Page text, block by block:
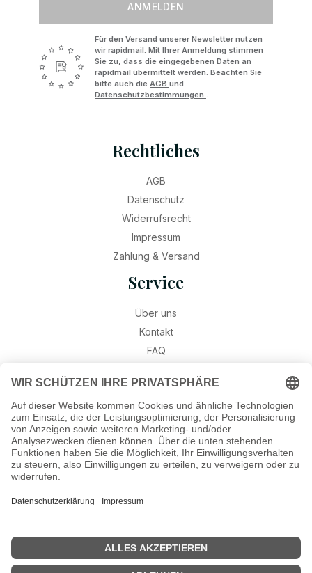
ANMELDEN
Für den Versand unserer Newsletter nutzen
wir rapidmail. Mit Ihrer Anmeldung stimmen
Sie zu, dass die eingegebenen Daten an
rapidmail übermittelt werden. Beachten Sie
bitte auch die AGB und
Datenschutzbestimmungen
Rechtliches
AGB
Datenschutz
Widerrufsrecht
Impressum
Zahlung & Versand
Service
Über uns
Kontakt
FAQ
Widerruf
Ratgeber
Geburtssteine
Gravur – Schriften & Hinweise
©2026 Munich Jewels® - alle Rechte vorbehalten.